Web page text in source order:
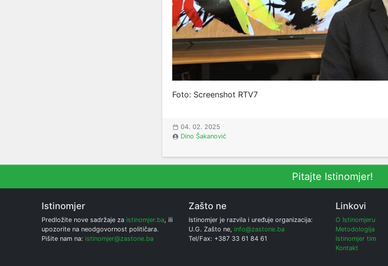
Foto: Screenshot RTV7
04. 02. 2025
Dino Šakanović
Pitajte Istinomjer!
Istinomjer
Predložite nove sadržaje za istinomjer.ba, ili
upozorite na neodgovornost političara.
Pišite nam na: istinomjer@zastone.ba
Zašto ne
Istinomjer je razvila i uređuje organizacija:
U.G. Zašto ne, info@zastone.ba
Tel/Fax: +387 33 61 84 61
Linkovi
O Istinomjeru
Metodologija
Istinomjer tim
Kontakt